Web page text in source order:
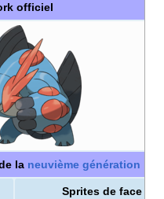
officiel
la neuvième génération
Sprites de face